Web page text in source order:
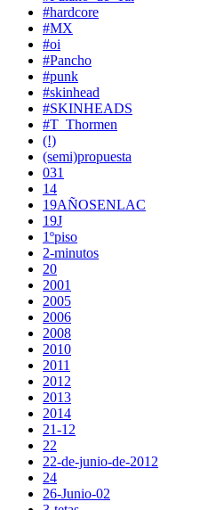
#hardcore
#MX
#oi
#Pancho
#punk
#skinhead
#SKINHEADS
#T_Thormen
(!)
(semi)propuesta
031
14
19AÑOSENLAC
19J
1ºpiso
2-minutos
20
2001
2005
2006
2008
2010
2011
2012
2013
2014
21-12
22
22-de-junio-de-2012
24
26-Junio-02